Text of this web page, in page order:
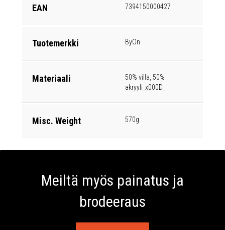
EAN 7394150000427
Tuotemerkki ByOn
Materiaali
50% villa, 50%
akryyli_x000D_
Misc. Weight 570g
Meiltä myös painatus ja
brodeeraus